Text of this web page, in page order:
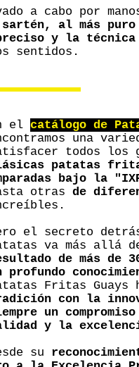
a cabo por
sartén, al más
y la técnica
sentidos.
el catálogo de
una
todos los
patatas
bajo la
otras de
el secreto
va más allá
de más de
profundo
Fritas Guays
con la
un
y la
su